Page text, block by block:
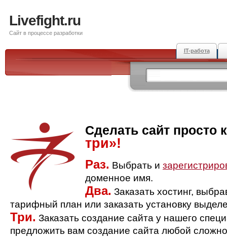
Livefight.ru
Сайт в процессе разработки
IT-работа
Сделать сайт просто
три»!
Раз. Выбрать и
доменное имя.
Два. Заказать хостинг,
тарифный план или заказать установку
Три. Заказать создание сайта у нашего
предложить вам создание сайта любой